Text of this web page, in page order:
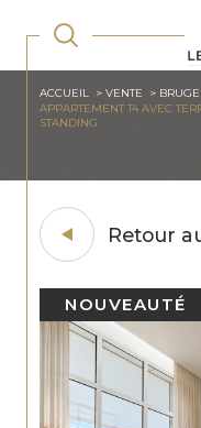
ACCUEIL VENTE
APPARTEMENT T4 AVEC
STANDING
Retour
NOUVEAUTÉ